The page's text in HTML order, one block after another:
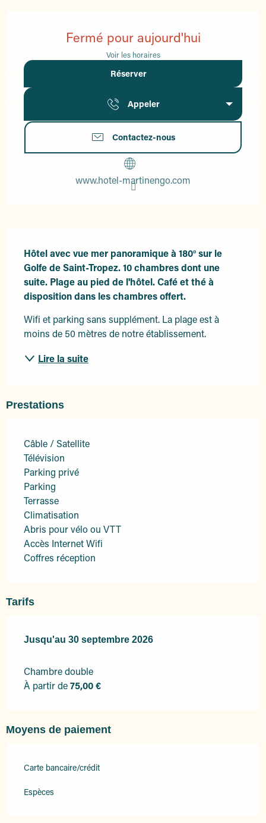
Fermé pour aujourd'hui
Voir les horaires
Réserver
Appeler
Contactez-nous
www.hotel-martinengo.com
Hôtel avec vue mer panoramique à 180° sur le
Golfe de Saint-Tropez. 10 chambres dont une
suite. Plage au pied de l'hôtel. Café et thé à
disposition dans les chambres offert.
Wifi et parking sans supplément. La plage est à
moins de 50 mètres de notre établissement.
Lire la suite
Prestations
Câble / Satellite
Télévision
Parking privé
Parking
Terrasse
Climatisation
Abris pour vélo ou VTT
Accès Internet Wifi
Coffres réception
Tarifs
Du1 avril 2026au30 septembre 2026
Jusqu'au 30 septembre 2026
Chambre double
À partir de75,00 €
Moyens de paiement
Carte bancaire/crédit
Espèces